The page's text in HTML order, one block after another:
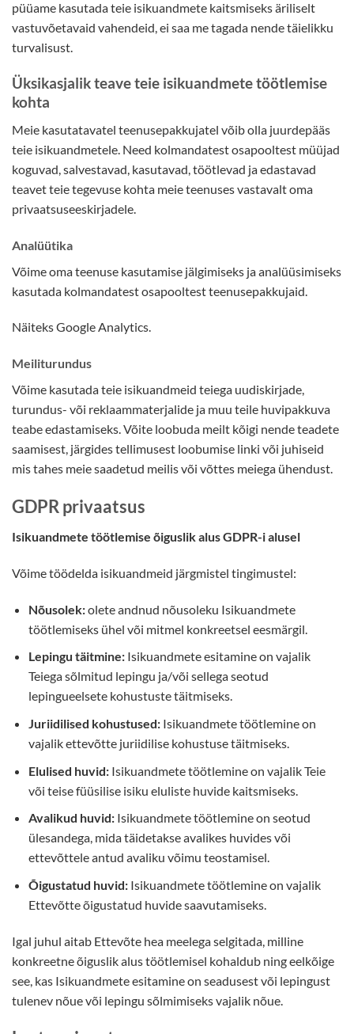
püüame kasutada teie isikuandmete kaitsmiseks äriliselt
vastuvõetavaid vahendeid, ei saa me tagada nende täielikku
turvalisust.
Üksikasjalik teave teie isikuandmete töötlemise
kohta
Meie kasutatavatel teenusepakkujatel võib olla juurdepääs
teie isikuandmetele. Need kolmandatest osapooltest müüjad
koguvad, salvestavad, kasutavad, töötlevad ja edastavad
teavet teie tegevuse kohta meie teenuses vastavalt oma
privaatsuseeskirjadele.
Analüütika
Võime oma teenuse kasutamise jälgimiseks ja analüüsimiseks
kasutada kolmandatest osapooltest teenusepakkujaid.
Näiteks Google Analytics.
Meiliturundus
Võime kasutada teie isikuandmeid teiega uudiskirjade,
turundus- või reklaammaterjalide ja muu teile huvipakkuva
teabe edastamiseks. Võite loobuda meilt kõigi nende teadete
saamisest, järgides tellimusest loobumise linki või juhiseid
mis tahes meie saadetud meilis või võttes meiega ühendust.
GDPR privaatsus
Isikuandmete töötlemise õiguslik alus GDPR-i alusel
Võime töödelda isikuandmeid järgmistel tingimustel:
Nõusolek:olete andnud nõusoleku Isikuandmete
töötlemiseks ühel või mitmel konkreetsel eesmärgil.
Lepingu täitmine:Isikuandmete esitamine on vajalik
Teiega sõlmitud lepingu ja/või sellega seotud
lepingueelsete kohustuste täitmiseks.
Juriidilised kohustused:Isikuandmete töötlemine on
vajalik ettevõtte juriidilise kohustuse täitmiseks.
Elulised huvid:Isikuandmete töötlemine on vajalik Teie
või teise füüsilise isiku eluliste huvide kaitsmiseks.
Avalikud huvid:Isikuandmete töötlemine on seotud
ülesandega, mida täidetakse avalikes huvides või
ettevõttele antud avaliku võimu teostamisel.
Õigustatud huvid:Isikuandmete töötlemine on vajalik
Ettevõtte õigustatud huvide saavutamiseks.
Igal juhul aitab Ettevõte hea meelega selgitada, milline
konkreetne õiguslik alus töötlemisel kohaldub ning eelkõige
see, kas Isikuandmete esitamine on seadusest või lepingust
tulenev nõue või lepingu sõlmimiseks vajalik nõue.